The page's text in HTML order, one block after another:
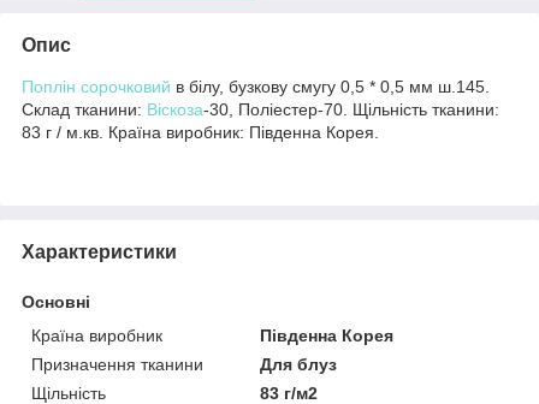
Опис
Поплін сорочковий в білу, бузкову смугу 0,5 * 0,5 мм ш.145.
Склад тканини: Віскоза-30, Поліестер-70. Щільність тканини:
83 г / м.кв. Країна виробник: Південна Корея.
Характеристики
Основні
Країна виробник
Південна Корея
Призначення тканини
Для блуз
Щільність
83 г/м2